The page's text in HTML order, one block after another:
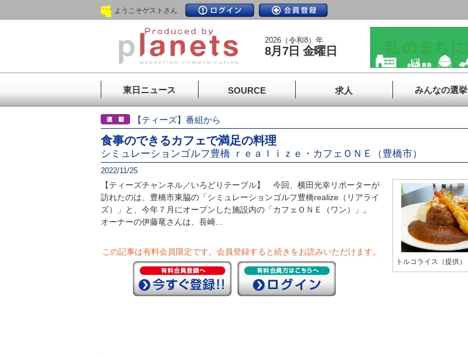
ようこそゲストさん
2026（令和8）年
8月7日 金曜日
東日ニュース SOURCE 求人 みんなの選挙
【ティーズ】番組から
食事のできるカフェで満足の料理
シミュレーションゴルフ豊橋 ｒｅａｌｉｚｅ・カフェＯＮＥ（豊橋市）
2022/11/25
【ティーズチャンネル／いろどりテーブル】 今回、横田光幸リポーターが
訪れたのは、豊橋市東脇の「シミュレーションゴルフ豊橋realize（リアライ
ズ）」と、今年７月にオープンした施設内の「カフェＯＮＥ（ワン）」。
オーナーの伊藤竜さんは、長崎...
この記事は有料会員限定です。 会員登録すると続きをお読みいただけます。
トルコライス（提供）